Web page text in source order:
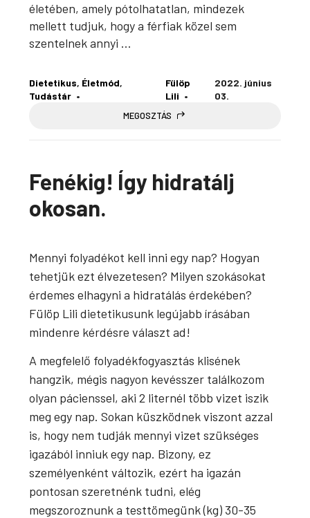
életében, amely pótolhatatlan, mindezek
mellett tudjuk, hogy a férfiak közel sem
szentelnek annyi ...
Dietetikus, Életmód
Tudástár
Fülöp
Lili
2022. június
03.
MEGOSZTÁS
Fenékig! Így hidratálj
okosan.
Mennyi folyadékot kell inni egy nap? Hogyan
tehetjük ezt élvezetesen? Milyen szokásokat
érdemes elhagyni a hidratálás érdekében?
Fülöp Lili dietetikusunk legújabb írásában
mindenre kérdésre választ ad!
A megfelelő folyadékfogyasztás klisének
hangzik, mégis nagyon kevésszer találkozom
olyan pácienssel, aki 2 liternél több vizet iszik
meg egy nap. Sokan küszködnek viszont azzal
is, hogy nem tudják mennyi vizet szükséges
igazából inniuk egy nap. Bizony, ez
személyenként változik, ezért ha igazán
pontosan szeretnénk tudni, elég
megszoroznunk a testtömegünk (kg) 30-35